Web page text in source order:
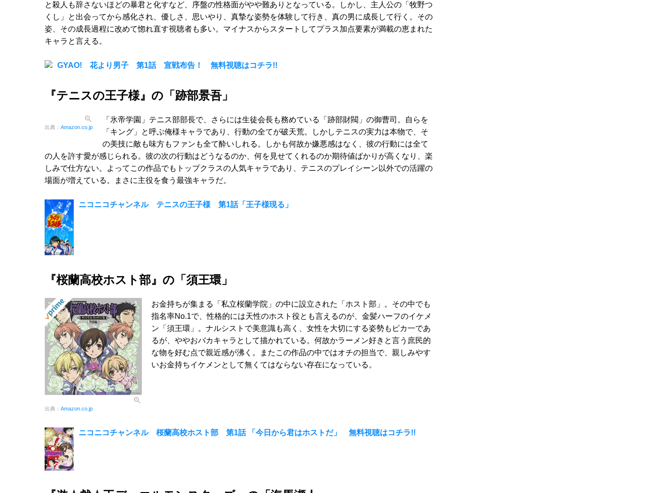
と殺人も辞さないほどの暴君と化すなど、序盤の性格面がやや難ありとなっている。しかし、主人公の「牧野つ
くし」と出会ってから感化され、優しさ、思いやり、真摯な姿勢を体験して行き、真の男に成長して行く。その
姿、その成長過程に改めて惚れ直す視聴者も多い。マイナスからスタートしてプラス加点要素が満載の恵まれた
キャラと言える。
GYAO! 花より男子 第1話 宣戦布告！ 無料視聴はコチラ!!
『テニスの王子様』の「跡部景吾」
出典： Amazon.co.jp
「氷帝学園」テニス部部長で、さらには生徒会長も務めている「跡部財閥」の御曹司。自らを
「キング」と呼ぶ俺様キャラであり、行動の全てが破天荒。しかしテニスの実力は本物で、そ
の美技に敵も味方もファンも全て酔いしれる。しかも何故か嫌悪感はなく、彼の行動には全て
の人を許す愛が感じられる。彼の次の行動はどうなるのか、何を見せてくれるのか期待値ばかりが高くなり、楽
しみで仕方ない。よってこの作品でもトップクラスの人気キャラであり、テニスのプレイシーン以外での活躍の
場面が増えている。まさに主役を食う最強キャラだ。
ニコニコチャンネル テニスの王子様 第1話「王子様現る」
『桜蘭高校ホスト部』の「須王環」
出典： Amazon.co.jp
お金持ちが集まる「私立桜蘭学院」の中に設立された「ホスト部」。その中でも
指名率No.1で、性格的には天性のホスト役とも言えるのが、金髪ハーフのイケメ
ン「須王環」。ナルシストで美意識も高く、女性を大切にする姿勢もピカ一であ
るが、ややおバカキャラとして描かれている。何故かラーメン好きと言う庶民的
な物を好む点で親近感が沸く。またこの作品の中ではオチの担当で、親しみやす
いお金持ちイケメンとして無くてはならない存在になっている。
ニコニコチャンネル 桜蘭高校ホスト部 第1話 「今日から君はホストだ」 無料視聴はコチラ!!